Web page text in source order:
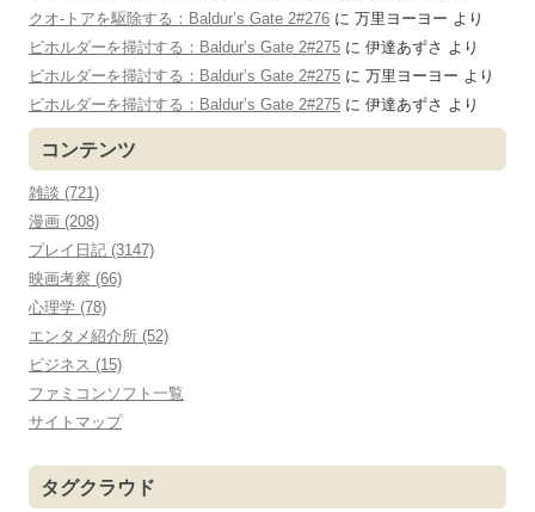
クオ-トアを駆除する：Baldur’s Gate 2#276 に 万里ヨーヨー より
ビホルダーを掃討する：Baldur’s Gate 2#275 に 伊達あずさ より
ビホルダーを掃討する：Baldur’s Gate 2#275 に 万里ヨーヨー より
ビホルダーを掃討する：Baldur’s Gate 2#275 に 伊達あずさ より
コンテンツ
雑談 (721)
漫画 (208)
プレイ日記 (3147)
映画考察 (66)
心理学 (78)
エンタメ紹介所 (52)
ビジネス (15)
ファミコンソフト一覧
サイトマップ
タグクラウド